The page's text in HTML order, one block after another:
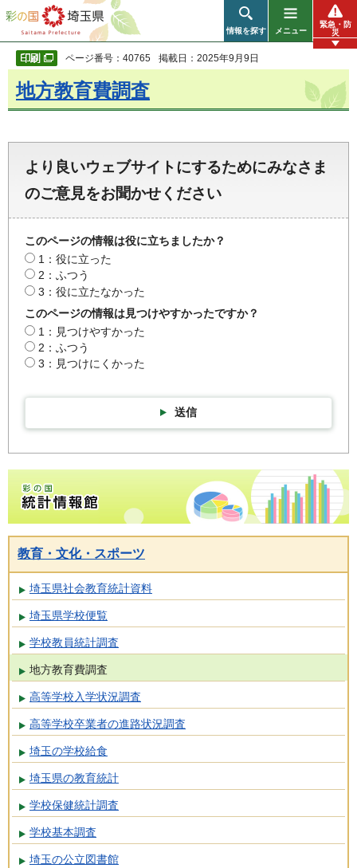
彩の国 埼玉県
情報を探す メニュー
緊急・防
災
ページ番号：40765 掲載日：2025年9月9日
地方教育費調査
より良いウェブサイトにするためにみなさま
のご意見をお聞かせください
このページの情報は役に立ちましたか？
1：役に立った
2：ふつう
3：役に立たなかった
このページの情報は見つけやすかったですか？
1：見つけやすかった
2：ふつう
3：見つけにくかった
送信
彩の国統計情報館トップページ
教育・文化・スポーツ
埼玉県社会教育統計資料
埼玉県学校便覧
学校教員統計調査
地方教育費調査
高等学校入学状況調査
高等学校卒業者の進路状況調査
埼玉の学校給食
埼玉県の教育統計
学校保健統計調査
学校基本調査
埼玉の公立図書館